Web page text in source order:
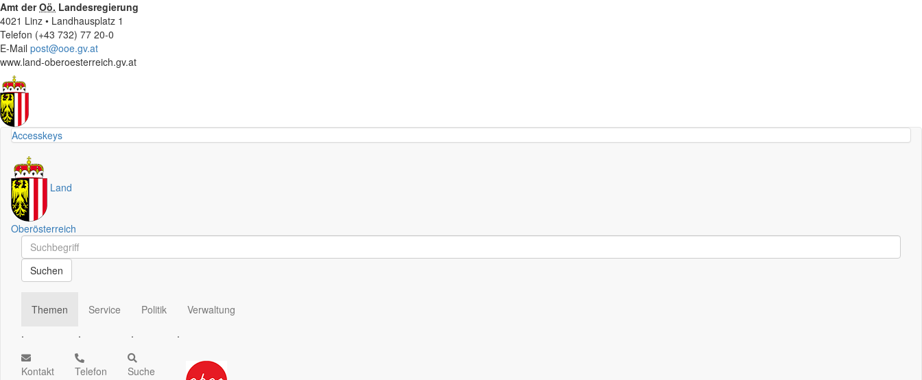
Amt derOö. Landesregierung
4021 Linz • Landhausplatz 1
Telefon (+43 732) 77 20-0
E-Mail post@ooe.gv.at
www.land-oberoesterreich.gv.at
Accesskeys
Land
Oberösterreich
Schnellsuche
Schnellsuche
Suchen
Themen
.
Service
.
Politik
.
Verwaltung
.
Kontakt
Telefon
Suche